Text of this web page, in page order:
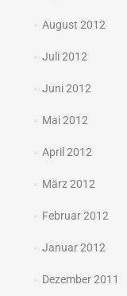
August 2012
Juli 2012
Juni 2012
Mai 2012
April 2012
März 2012
Februar 2012
Januar 2012
Dezember 2011